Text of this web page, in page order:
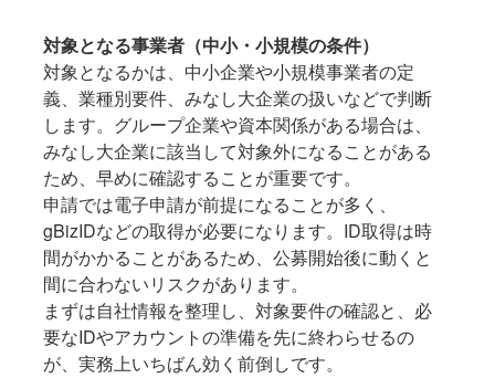
対象となる事業者（中小・小規模の条件）
対象となるかは、中小企業や小規模事業者の定
義、業種別要件、みなし大企業の扱いなどで判断
します。グループ企業や資本関係がある場合は、
みなし大企業に該当して対象外になることがある
ため、早めに確認することが重要です。
申請では電子申請が前提になることが多く、
gBizIDなどの取得が必要になります。ID取得は時
間がかかることがあるため、公募開始後に動くと
間に合わないリスクがあります。
まずは自社情報を整理し、対象要件の確認と、必
要なIDやアカウントの準備を先に終わらせるの
が、実務上いちばん効く前倒しです。